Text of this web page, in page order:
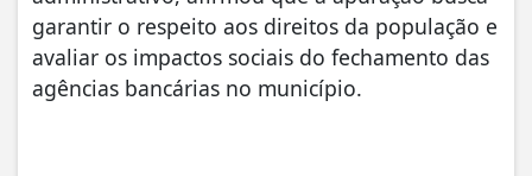
garantir o respeito aos direitos da população e
avaliar os impactos sociais do fechamento das
agências bancárias no município.